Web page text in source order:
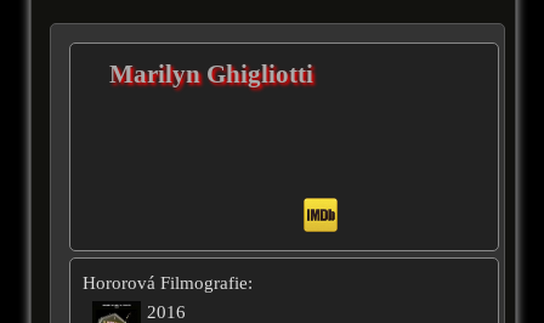
Marilyn Ghigliotti
Hororová Filmografie:
2016